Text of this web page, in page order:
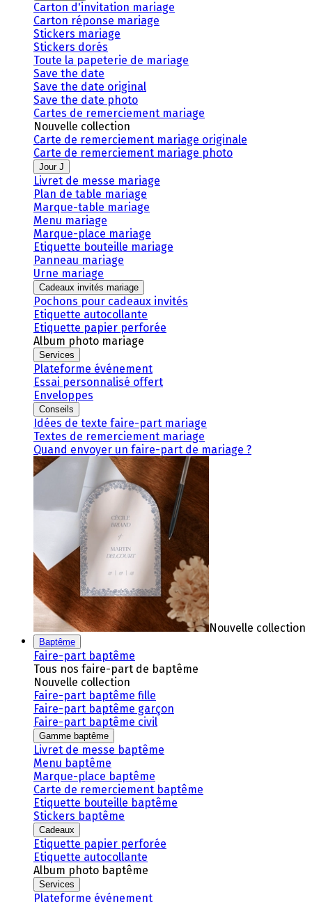
Carton d'invitation mariage
Carton réponse mariage
Stickers mariage
Stickers dorés
Toute la papeterie de mariage
Save the date
Save the date original
Save the date photo
Cartes de remerciement mariage
Nouvelle collection
Carte de remerciement mariage originale
Carte de remerciement mariage photo
Jour J
Livret de messe mariage
Plan de table mariage
Marque-table mariage
Menu mariage
Marque-place mariage
Etiquette bouteille mariage
Panneau mariage
Urne mariage
Cadeaux invités mariage
Pochons pour cadeaux invités
Etiquette autocollante
Etiquette papier perforée
Album photo mariage
Services
Plateforme événement
Essai personnalisé offert
Enveloppes
Conseils
Idées de texte faire-part mariage
Textes de remerciement mariage
Quand envoyer un faire-part de mariage ?
Nouvelle collection
Baptême
Faire-part baptême
Tous nos faire-part de baptême
Nouvelle collection
Faire-part baptême fille
Faire-part baptême garçon
Faire-part baptême civil
Gamme baptême
Livret de messe baptême
Menu baptême
Marque-place baptême
Carte de remerciement baptême
Etiquette bouteille baptême
Stickers baptême
Cadeaux
Etiquette papier perforée
Etiquette autocollante
Album photo baptême
Services
Plateforme événement